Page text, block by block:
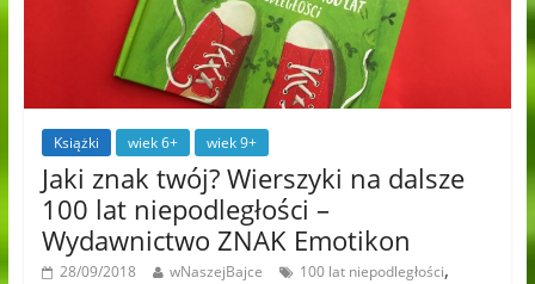
Książki wiek 6+ wiek 9+
Jaki znak twój? Wierszyki na dalsze
100 lat niepodległości –
Wydawnictwo ZNAK Emotikon
28/09/2018 wNaszejBajce 100 lat niepodległości,